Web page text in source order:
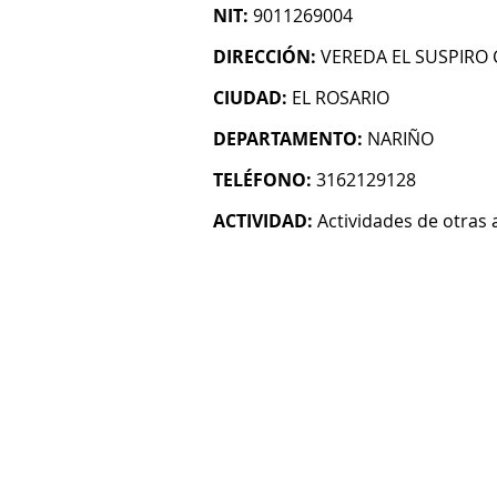
NIT: 9011269004
DIRECCIÓN: VEREDA EL SUSPIRO
CIUDAD: EL ROSARIO
DEPARTAMENTO: NARIÑO
TELÉFONO: 3162129128
ACTIVIDAD: Actividades de otras